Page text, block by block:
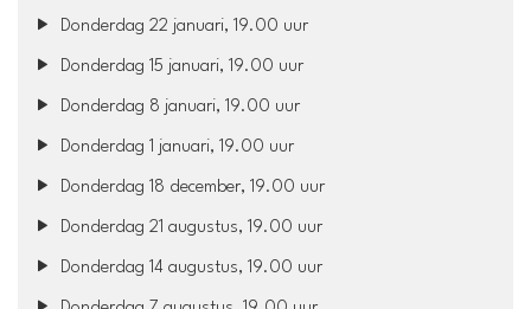
Donderdag 22 januari, 19.00 uur
Donderdag 15 januari, 19.00 uur
Donderdag 8 januari, 19.00 uur
Donderdag 1 januari, 19.00 uur
Donderdag 18 december, 19.00 uur
Donderdag 21 augustus, 19.00 uur
Donderdag 14 augustus, 19.00 uur